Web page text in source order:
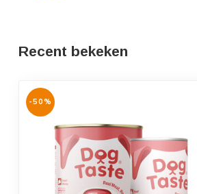
Recent bekeken
-50%